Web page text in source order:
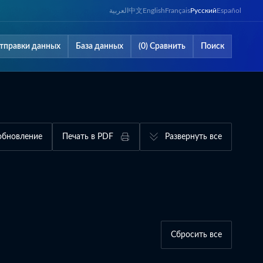
العربية 中文EnglishFrançaisРусскийEspañol
данных База данных (0) Сравнить Поиск
Печать в PDF Развернуть все
Сбросить все